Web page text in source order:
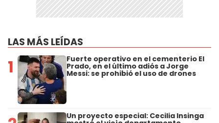
LAS MÁS LEÍDAS
1 Fuerte operativo en el cementerio El
Prado, en el último adiós a Jorge
Messi: se prohibió el uso de drones
Un proyecto especial: Cecilia Insinga